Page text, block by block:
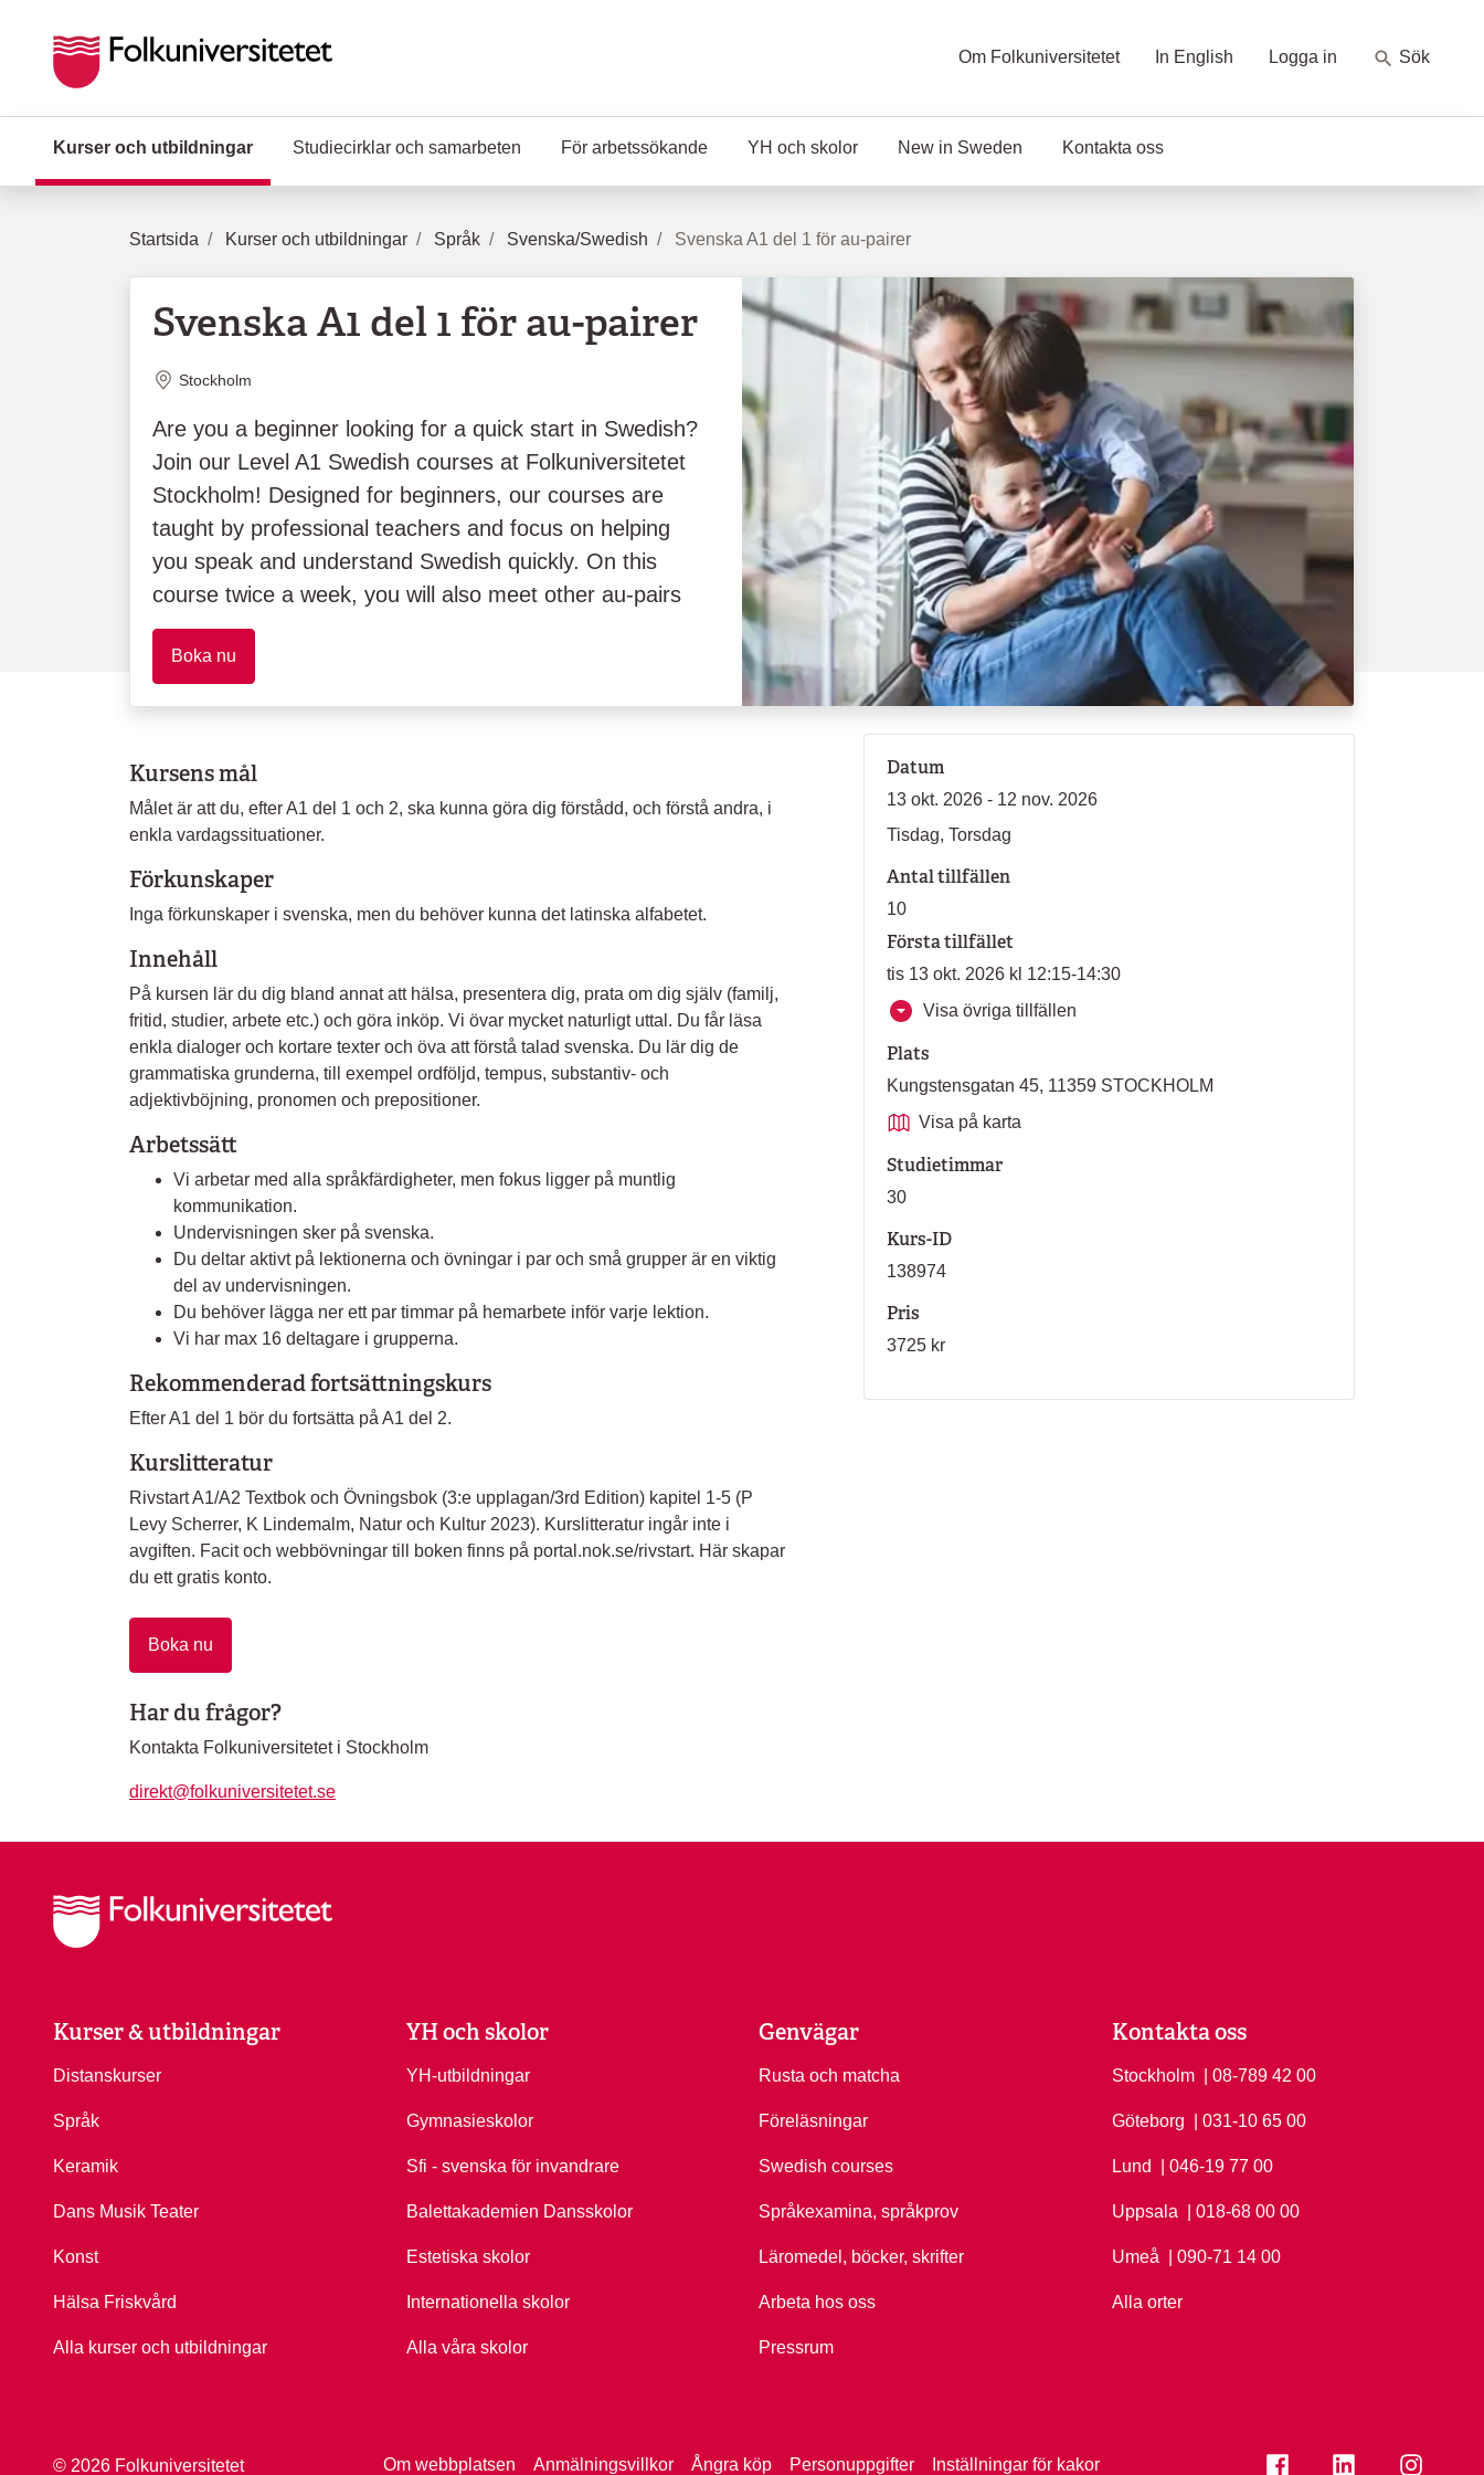
Om Folkuniversitetet In English Logga in Sök
Kurser och utbildningar (Aktuell sida)
Studiecirklar och samarbeten För arbetssökande YH och skolor New in Sweden Kontakta oss
Startsida Kurser och utbildningar Språk Svenska/Swedish Svenska A1 del 1 för au-pairer
Svenska A1 del 1 för au-pairer
Plats
Stockholm
Are you a beginner looking for a quick start in Swedish?
Join our Level A1 Swedish courses at Folkuniversitetet
Stockholm! Designed for beginners, our courses are
taught by professional teachers and focus on helping
you speak and understand Swedish quickly. On this
course twice a week, you will also meet other au-pairs
Boka nu
Kursens mål
Målet är att du, efter A1 del 1 och 2, ska kunna göra dig förstådd, och förstå andra, i
enkla vardagssituationer.
Förkunskaper
Inga förkunskaper i svenska, men du behöver kunna det latinska alfabetet.
Innehåll
På kursen lär du dig bland annat att hälsa, presentera dig, prata om dig själv (familj,
fritid, studier, arbete etc.) och göra inköp. Vi övar mycket naturligt uttal. Du får läsa
enkla dialoger och kortare texter och öva att förstå talad svenska. Du lär dig de
grammatiska grunderna, till exempel ordföljd, tempus, substantiv- och
adjektivböjning, pronomen och prepositioner.
Arbetssätt
Vi arbetar med alla språkfärdigheter, men fokus ligger på muntlig
kommunikation.
Undervisningen sker på svenska.
Du deltar aktivt på lektionerna och övningar i par och små grupper är en viktig
del av undervisningen.
Du behöver lägga ner ett par timmar på hemarbete inför varje lektion.
Vi har max 16 deltagare i grupperna.
Rekommenderad fortsättningskurs
Efter A1 del 1 bör du fortsätta på A1 del 2.
Kurslitteratur
Rivstart A1/A2 Textbok och Övningsbok (3:e upplagan/3rd Edition) kapitel 1-5 (P
Levy Scherrer, K Lindemalm, Natur och Kultur 2023). Kurslitteratur ingår inte i
avgiften. Facit och webbövningar till boken finns på portal.nok.se/rivstart. Här skapar
du ett gratis konto.
Boka nu
Har du frågor?
Kontakta Folkuniversitetet i Stockholm
direkt@folkuniversitetet.se
Datum
13 okt. 2026 - 12 nov. 2026
Tisdag, Torsdag
Antal tillfällen
10
Första tillfället
tis 13 okt. 2026 kl 12:15-14:30
Visa övriga tillfällen
Plats
Kungstensgatan 45, 11359 STOCKHOLM
Visa på karta
Studietimmar
30
Kurs-ID
138974
Pris
3725 kr
Kurser & utbildningar
Distanskurser
Språk
Keramik
Dans Musik Teater
Konst
Hälsa Friskvård
Alla kurser och utbildningar
YH och skolor
YH-utbildningar
Gymnasieskolor
Sfi - svenska för invandrare
Balettakademien Dansskolor
Estetiska skolor
Internationella skolor
Alla våra skolor
Genvägar
Rusta och matcha
Föreläsningar
Swedish courses
Språkexamina, språkprov
Läromedel, böcker, skrifter
Arbeta hos oss
Pressrum
Kontakta oss
Stockholm Ring Stockholm på
| 08-789 42 00
Göteborg Ring Göteborg på
| 031-10 65 00
Lund Ring Lund på
| 046-19 77 00
Uppsala Ring Uppsala på
| 018-68 00 00
Umeå Ring Umeå på
| 090-71 14 00
Alla orter
© 2026 Folkuniversitetet Om webbplatsen Anmälningsvillkor Ångra köp Personuppgifter Inställningar för kakor Se folkuniversitetet på
Se